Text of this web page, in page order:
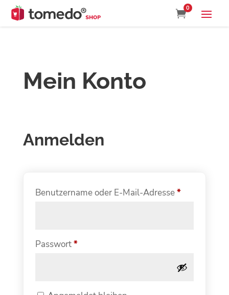

0
Mein Konto
Anmelden
Benutzername oder E-Mail-Adresse*Erforderlich
Passwort*Erforderlich